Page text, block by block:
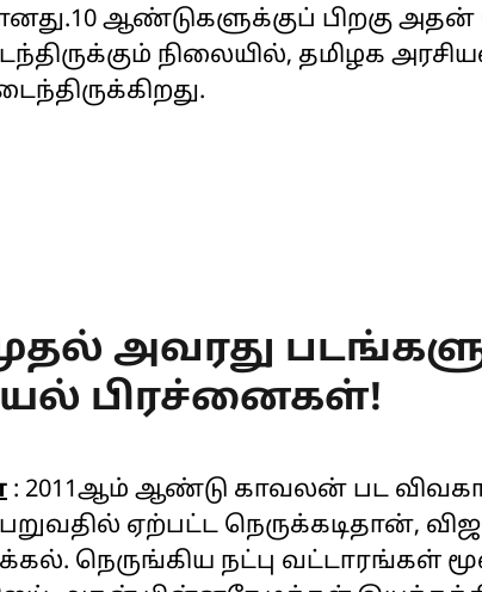
ஆண்டுகளுக்குப் பிறகு
நிலையில், தமிழக
முதல் அவரது
பிரச்னைகள்!
: 2011ஆம் ஆண்டு காவலன் பட
ஏற்பட்ட நெருக்கடிதான்,
நெருங்கிய நட்பு வட்டாரங்கள்